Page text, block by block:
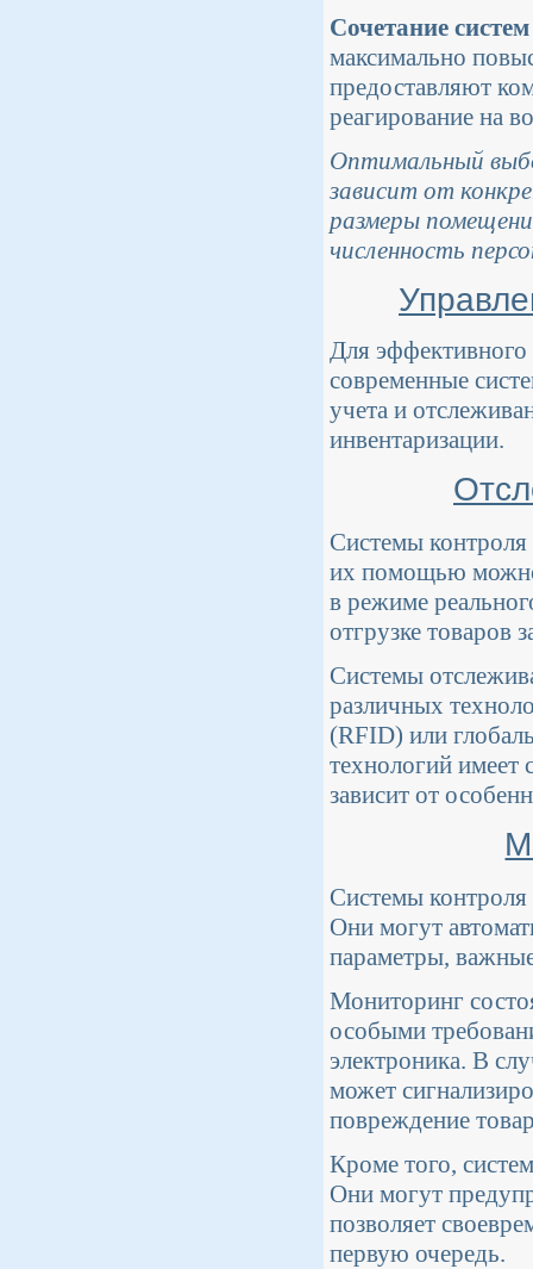
Сочетание
максимально
предоставляют
реагирование на
Оптимальный
зависит от
размеры
численность
Для эффективного
современные
учета и
инвентаризации.
Системы контроля
их помощью можно
в режиме
отгрузке товаров
Системы
различных
(RFID) или
технологий имеет
зависит от
Системы контроля
Они могут
параметры,
Мониторинг
особыми
электроника. В
может
повреждение
Кроме того,
Они могут
позволяет
первую очередь.